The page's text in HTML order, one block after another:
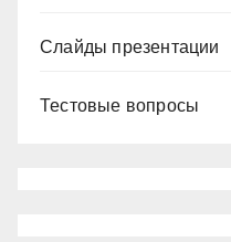
Слайды презентации
Тестовые вопросы